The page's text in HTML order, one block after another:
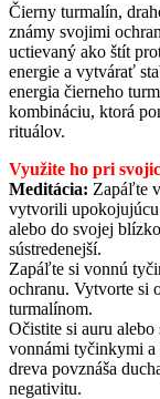
Čierny turmalín,
známy svojimi
uctievaný ako štít
energie a vytvárať
energia čierneho
kombináciu, ktorá
rituálov.
Využite ho pri
Meditácia: Zapáľte
vytvorili upokojujúcu
alebo do svojej
sústredenejší.
Zapáľte si vonnú
ochranu. Vytvorte si
turmalínom.
Očistite si auru
vonnámi tyčinkymi a
dreva povznáša
negativitu.